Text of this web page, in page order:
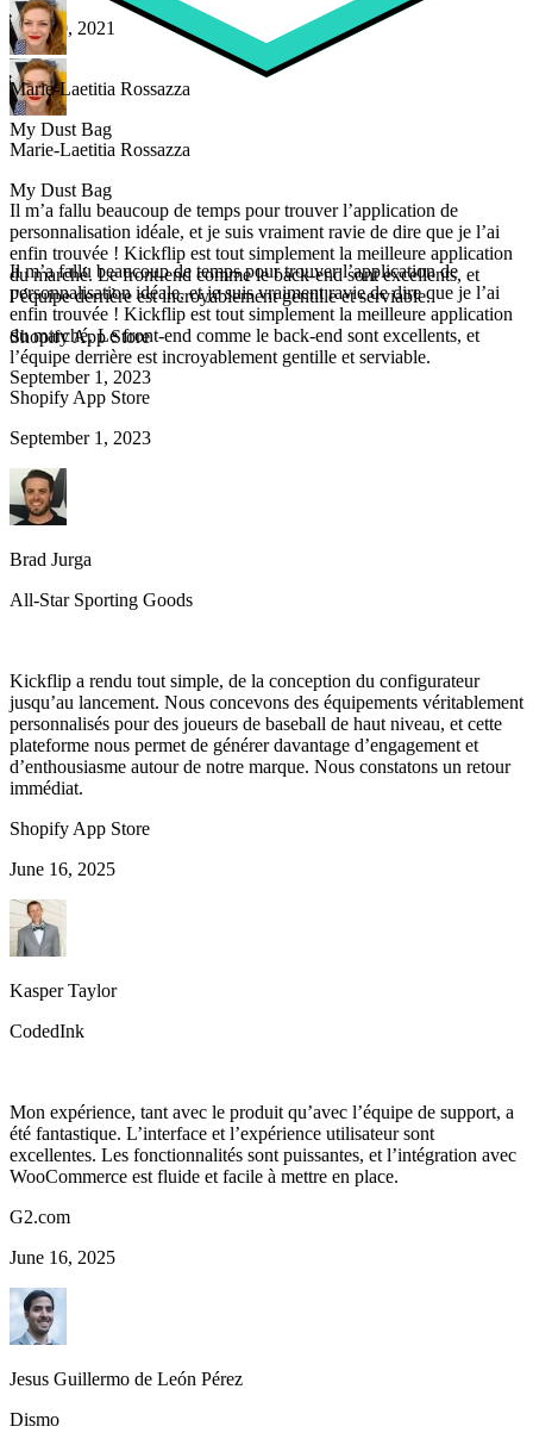
Marie-Laetitia Rossazza
My Dust Bag
Il m’a fallu beaucoup de temps pour trouver l’application de
personnalisation idéale, et je suis vraiment ravie de dire que je l’ai
enfin trouvée ! Kickflip est tout simplement la meilleure application
du marché. Le front-end comme le back-end sont excellents, et
l’équipe derrière est incroyablement gentille et serviable.
Shopify App Store
September 1, 2023
May 20, 2021
Marie-Laetitia Rossazza
My Dust Bag
Il m’a fallu beaucoup de temps pour trouver l’application de
personnalisation idéale, et je suis vraiment ravie de dire que je l’ai
enfin trouvée ! Kickflip est tout simplement la meilleure application
du marché. Le front-end comme le back-end sont excellents, et
l’équipe derrière est incroyablement gentille et serviable.
Shopify App Store
September 1, 2023
Brad Jurga
All-Star Sporting Goods
Kickflip a rendu tout simple, de la conception du configurateur
jusqu’au lancement. Nous concevons des équipements véritablement
personnalisés pour des joueurs de baseball de haut niveau, et cette
plateforme nous permet de générer davantage d’engagement et
d’enthousiasme autour de notre marque. Nous constatons un retour
immédiat.
Shopify App Store
June 16, 2025
Kasper Taylor
CodedInk
Mon expérience, tant avec le produit qu’avec l’équipe de support, a
été fantastique. L’interface et l’expérience utilisateur sont
excellentes. Les fonctionnalités sont puissantes, et l’intégration avec
WooCommerce est fluide et facile à mettre en place.
G2.com
June 16, 2025
Jesus Guillermo de León Pérez
Dismo